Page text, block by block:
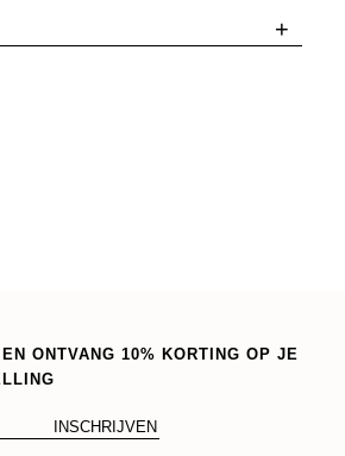
+
ONTVANG 10% KORTING OP JE